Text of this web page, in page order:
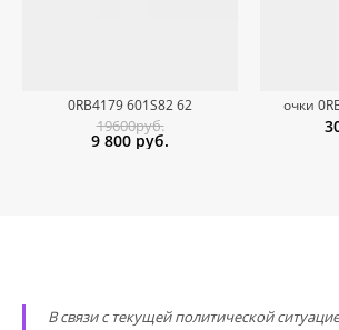
0RB4179 601S82 62
19600руб.
9 800 руб.
очки
В связи с текущей политической